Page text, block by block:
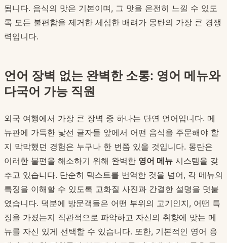
됩니다. 음식의 맛은 기본이며, 그 맛을 온전히 느낄 수 있도
록 모든 불편함을 제거한 세심한 배려가 몽탄의 가장 큰 경쟁
력입니다.
언어 장벽 없는 완벽한 소통: 영어 메뉴와
다국어 가능 직원
외국 여행에서 가장 큰 장벽 중 하나는 단연 언어입니다. 메
뉴판에 가득한 낯선 글자들 앞에서 어떤 음식을 주문해야 할
지 막막했던 경험은 누구나 한 번쯤 있을 것입니다. 몽탄은
이러한 불편을 해소하기 위해 완벽한 영어 메뉴 시스템을 갖
추고 있습니다. 단순히 텍스트를 번역한 것을 넘어, 각 메뉴의
특징을 이해할 수 있도록 고화질 사진과 간결한 설명을 덧붙
였습니다. 덕분에 방문객들은 어떤 부위의 고기인지, 어떤 특
징을 가졌는지 직관적으로 파악하고 자신의 취향에 맞는 메
뉴를 자신 있게 선택할 수 있습니다. 또한, 기본적인 영어 응